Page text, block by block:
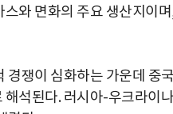
와 면화의 주요 생산지이
경쟁이 심화하는 가운데 중
석된다. 러시아-우크라이